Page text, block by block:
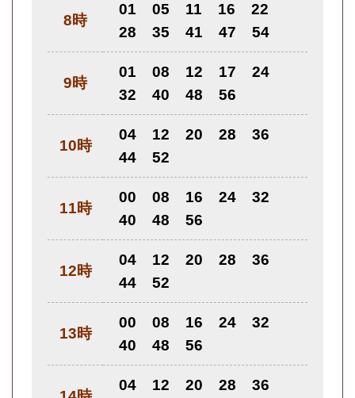
8時
01 05 11 16
22
28
35 41 47 54
9時
01 08 12 17
24
32
40 48 56
10時
04 12 20 28
36
44
52
11時
00 08 16 24
32
40
48 56
12時
04 12 20 28
36
44
52
13時
00 08 16 24
32
40
48 56
04 12 20 28
36